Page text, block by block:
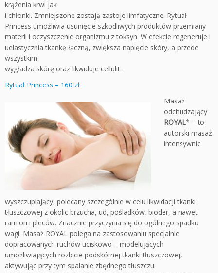
krążenia krwi jak
i chłonki. Zmniejszone zostają zastoje limfatyczne. Rytuał
Princess umożliwia usunięcie szkodliwych produktów przemiany
materii i oczyszczenie organizmu z toksyn. W efekcie regeneruje i
uelastycznia tkankę łączną, zwiększa napięcie skóry, a przede
wszystkim
wygładza skórę oraz likwiduje cellulit.
Rytuał Princess – 160 zł
Masaż
odchudzający
ROYAL* – to
autorski masaż
intensywnie
wyszczuplający, polecany szczególnie w celu likwidacji tkanki
tłuszczowej z okolic brzucha, ud, pośladków, bioder, a nawet
ramion i pleców. Znacznie przyczynia się do ogólnego spadku
wagi. Masaż ROYAL polega na zastosowaniu specjalnie
dopracowanych ruchów uciskowo – modelujących
umożliwiających rozbicie podskórnej tkanki tłuszczowej,
aktywując przy tym spalanie zbędnego tłuszczu.